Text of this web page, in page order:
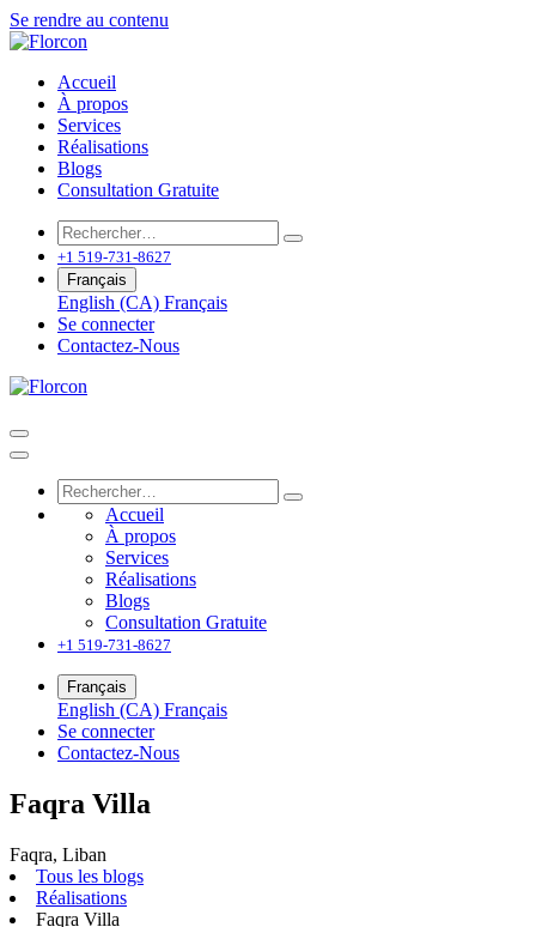
Se rendre au contenu
Accueil
À propos
Services
Réalisations
Blogs
Consultation Gratuite
+1 519-731-8627
Français
English (CA) Français
Se connecter
Contactez-Nous
Accueil
À propos
Services
Réalisations
Blogs
Consultation Gratuite
+1 519-731-8627
Français
English (CA) Français
Se connecter
Contactez-Nous
Faqra Villa
Faqra, Liban
Tous les blogs
Réalisations
Faqra Villa